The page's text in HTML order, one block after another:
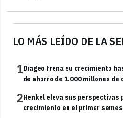
LO MÁS LEÍDO DE LA
1Diageo frena su crecimiento
de ahorro de 1.000 millones de
2Henkel eleva sus perspectivas
crecimiento en el primer